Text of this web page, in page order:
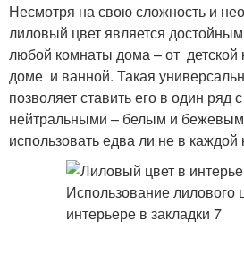
Несмотря на свою сложность и
лиловый цвет является
любой комнаты дома – от
доме и ванной. Такая
позволяет ставить его в один ряд
нейтральными – белым и
использовать едва ли не в